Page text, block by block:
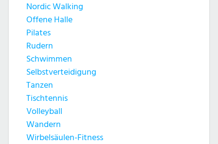
Nordic Walking
Offene Halle
Pilates
Rudern
Schwimmen
Selbstverteidigung
Tanzen
Tischtennis
Volleyball
Wandern
Wirbelsäulen-Fitness